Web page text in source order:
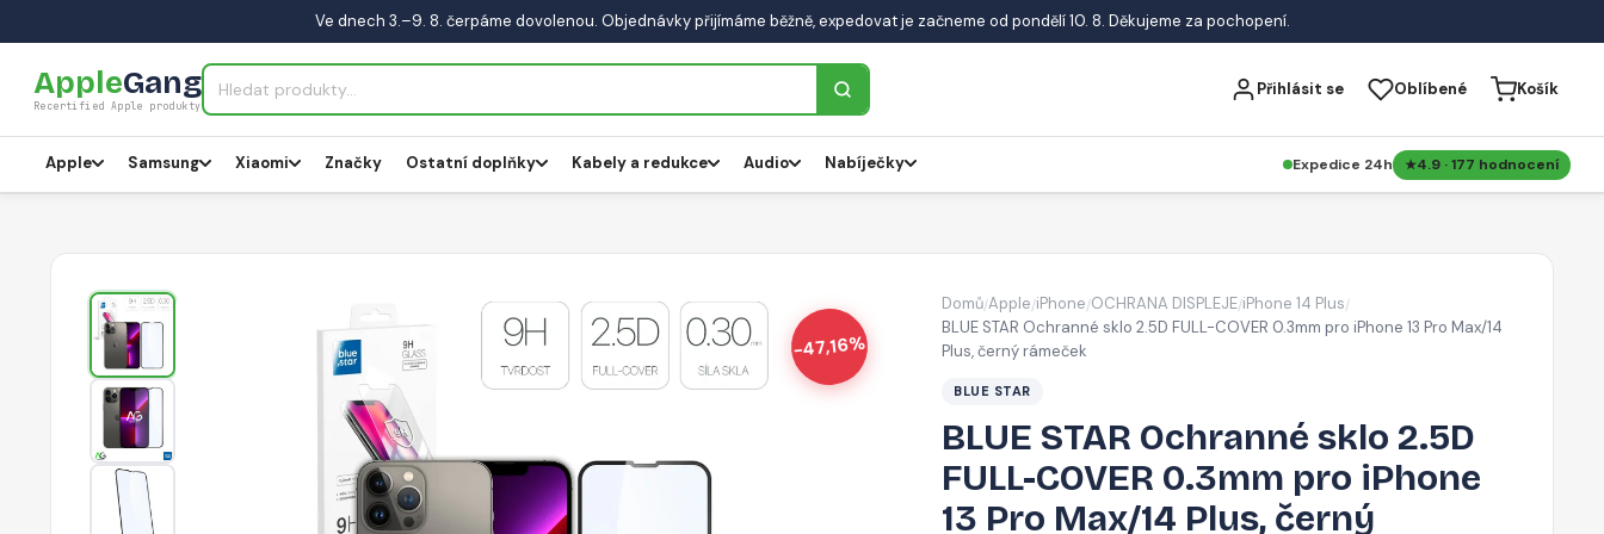
Ve dnech 3.–9. 8. čerpáme dovolenou. Objednávky přijímáme běžně, expedovat je začneme od pondělí 10. 8. Děkujeme za pochopení.
AppleGang
Recertified Apple produkty
Přihlásit se Oblíbené Košík
Apple Samsung Xiaomi Značky Ostatní doplňky Kabely a redukce Audio Nabíječky Expedice 24h 4.9 · 177 hodnocení
-47,16%
Domů/Apple/iPhone/OCHRANA DISPLEJE/iPhone 14 Plus/
BLUE STAR Ochranné sklo 2.5D FULL-COVER 0.3mm pro iPhone 13 Pro Max/14
Plus, černý rámeček
BLUE STAR
BLUE STAR Ochranné sklo 2.5D
FULL-COVER 0.3mm pro iPhone
13 Pro Max/14 Plus, černý